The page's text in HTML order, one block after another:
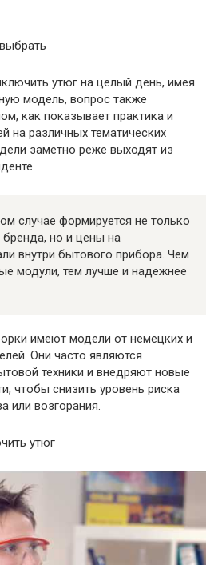
утюг на целый день, имея
модель, вопрос также
как показывает практика и
на различных тематических
заметно реже выходят из
случае формируется не только
но и цены на
внутри бытового прибора. Чем
модули, тем лучше и надежнее
имеют модели от немецких и
Они часто являются
техники и внедряют новые
чтобы снизить уровень риска
или возгорания.
утюг